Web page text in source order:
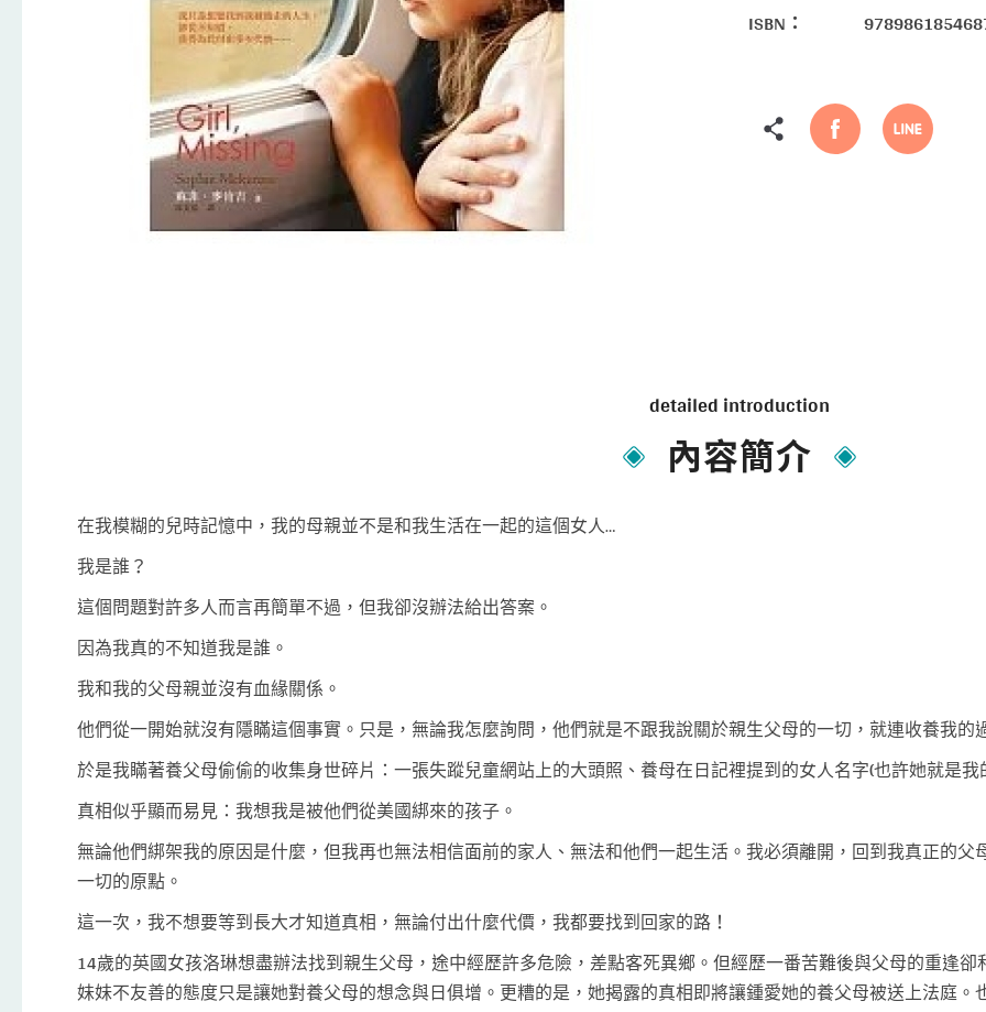
ISBN：
detailed introduction
內容簡介
在我模糊的兒時記憶中，我的母親並不是和我生活在一起的這個女人…
我是誰？
這個問題對許多人而言再簡單不過，但我卻沒辦法給出答案。
因為我真的不知道我是誰。
我和我的父母親並沒有血緣關係。
他們從一開始就沒有隱瞞這個事實。只是，無論我怎麼詢問，他們就是不跟我說關於親生父母的一切，就連收養我的
於是我瞞著養父母偷偷的收集身世碎片：一張失蹤兒童網站上的大頭照、養母在日記裡提到的女人名字(也許她就是
真相似乎顯而易見：我想我是被他們從美國綁來的孩子。
無論他們綁架我的原因是什麼，但我再也無法相信面前的家人、無法和他們一起生活。我必須離開，回到我真正的
一切的原點。
這一次，我不想要等到長大才知道真相，無論付出什麼代價，我都要找到回家的路！
14歲的英國女孩洛琳想盡辦法找到親生父母，途中經歷許多危險，差點客死異鄉。但經歷一番苦難後與父母的重逢
妹妹不友善的態度只是讓她對養父母的想念與日俱增。更糟的是，她揭露的真相即將讓鍾愛她的養父母被送上法庭。